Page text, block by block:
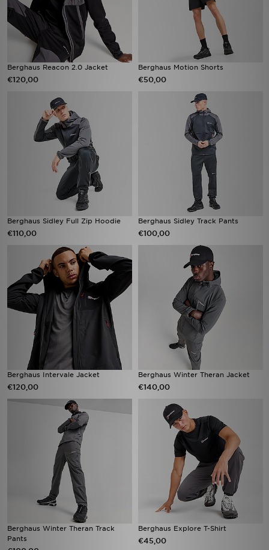
Berghaus Reacon 2.0 Jacket
€120,00
Berghaus Motion Shorts
€50,00
Berghaus Sidley Full Zip Hoodie
€110,00
Berghaus Sidley Track Pants
€100,00
Berghaus Intervale Jacket
€120,00
Berghaus Winter Theran Jacket
€140,00
Berghaus Winter Theran Track
Pants
Berghaus Explore T-Shirt
€45,00